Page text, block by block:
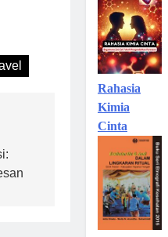
Rahasia
Kimia
Cinta